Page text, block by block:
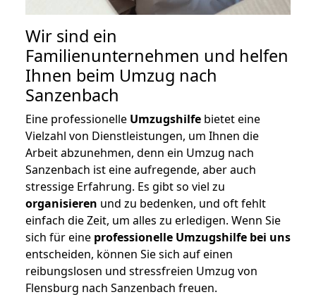
Wir sind ein
Familienunternehmen und helfen
Ihnen beim Umzug nach
Sanzenbach
Eine professionelle Umzugshilfe bietet eine
Vielzahl von Dienstleistungen, um Ihnen die
Arbeit abzunehmen, denn ein Umzug nach
Sanzenbach ist eine aufregende, aber auch
stressige Erfahrung. Es gibt so viel zu
organisieren und zu bedenken, und oft fehlt
einfach die Zeit, um alles zu erledigen. Wenn Sie
sich für eine professionelle Umzugshilfe bei uns
entscheiden, können Sie sich auf einen
reibungslosen und stressfreien Umzug von
Flensburg nach Sanzenbach freuen.